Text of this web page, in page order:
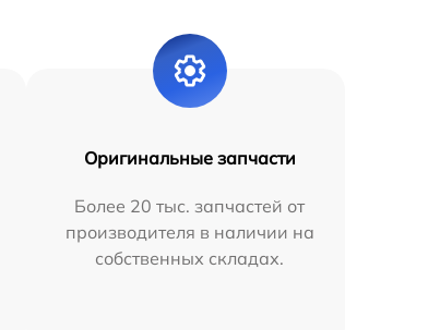
Оригинальные запчасти
Более 20 тыс. запчастей от
производителя в наличии на
собственных складах.